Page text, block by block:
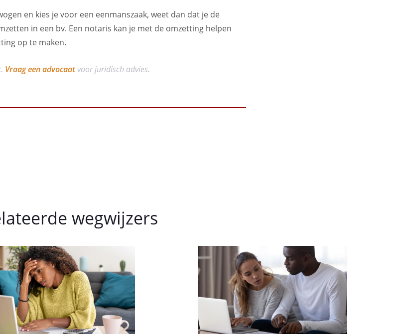
en kies je voor een eenmanszaak, weet dan dat je de
in een bv. Een notaris kan je met de omzetting helpen
op te maken.
Vraag een advocaatvoor juridisch advies.
wegwijzers